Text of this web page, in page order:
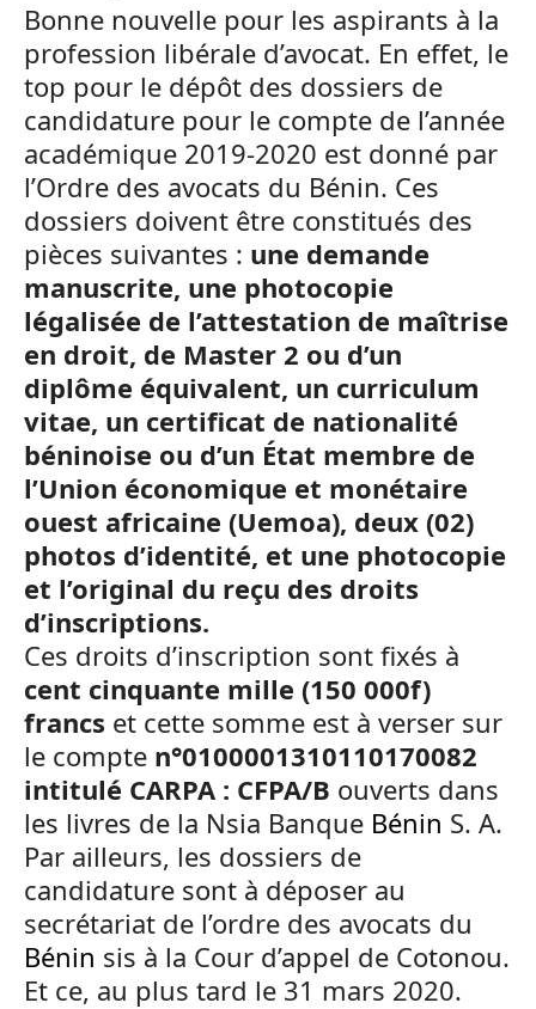
Bonne nouvelle pour les aspirants à la
profession libérale d’avocat. En effet, le
top pour le dépôt des dossiers de
candidature pour le compte de l’année
académique 2019-2020 est donné par
l’Ordre des avocats du Bénin. Ces
dossiers doivent être constitués des
pièces suivantes : une demande
manuscrite, une photocopie
légalisée de l’attestation de maîtrise
en droit, de Master 2 ou d’un
diplôme équivalent, un curriculum
vitae, un certificat de nationalité
béninoise ou d’un État membre de
l’Union économique et monétaire
ouest africaine (Uemoa), deux (02)
photos d’identité, et une photocopie
et l’original du reçu des droits
d’inscriptions.
Ces droits d’inscription sont fixés à
cent cinquante mille (150 000f)
francs et cette somme est à verser sur
le compte n°0100001310110170082
intitulé CARPA : CFPA/B ouverts dans
les livres de la Nsia Banque Bénin S. A.
Par ailleurs, les dossiers de
candidature sont à déposer au
secrétariat de l’ordre des avocats du
Bénin sis à la Cour d’appel de Cotonou.
Et ce, au plus tard le 31 mars 2020.